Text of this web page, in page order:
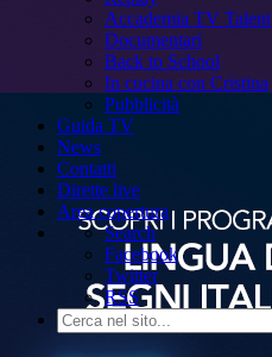
Accademia TV Talent
Documentari
Back to School
In cucina con Cristina
Pubblicità
Guida TV
News
Contatti
Dirette live
Area copertura
Search
Facebook
Twitter
RSS